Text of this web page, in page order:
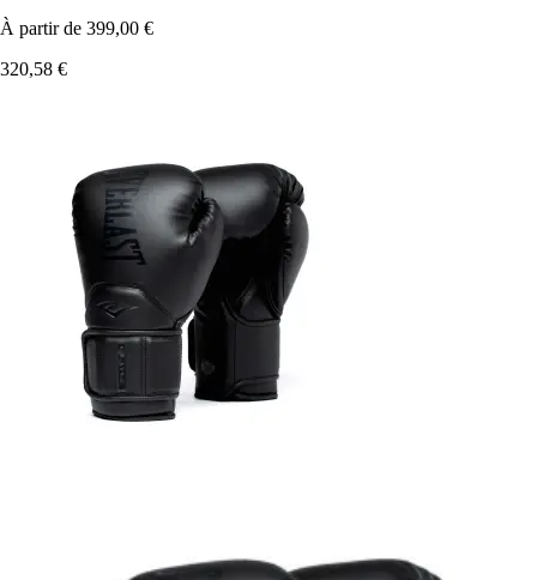
À partir de 399,00 €
320,58 €